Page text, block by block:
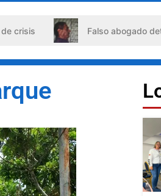
Falso abogado detenido